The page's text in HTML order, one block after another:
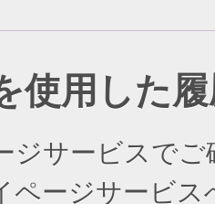
使用した
ジサービスで
ページサービ